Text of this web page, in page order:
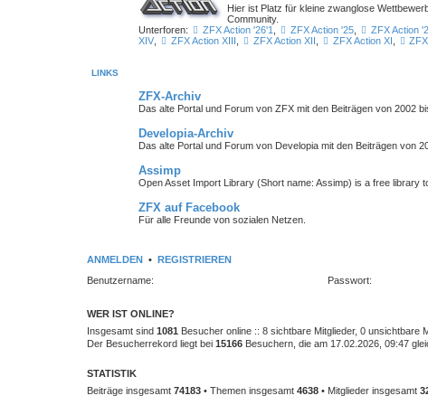
Hier ist Platz für kleine zwanglose
Community.
Unterforen:
ZFX Action '26'1, ZFX Action '25, ZFX Action
XIV, ZFX Action XIII , ZFX Action XII , ZFX Action XI ,
LINKS
ZFX-Archiv
Das alte Portal und Forum von ZFX mit den Beiträgen von 2002
Developia-Archiv
Das alte Portal und Forum von Developia mit den Beiträgen von
Assimp
Open Asset Import Library (Short name: Assimp) is a free library
ZFX auf Facebook
Für alle Freunde von sozialen Netzen.
ANMELDEN •
REGISTRIEREN
Benutzername:
Passwort:
WER IST ONLINE?
Insgesamt sind 1081 Besucher online :: 8 sichtbare Mitglieder, 0
Der Besucherrekord liegt bei 15166 Besuchern, die am 17.02.2026, 09:47
STATISTIK
Beiträge insgesamt 74183 • Themen insgesamt 4638 • Mitglieder insgesamt